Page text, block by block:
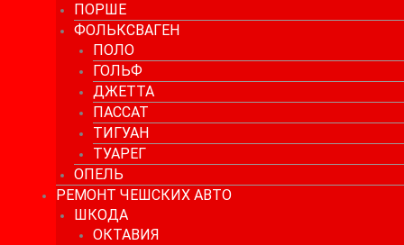
ПОРШЕ
ФОЛЬКСВАГЕН
ПОЛО
ГОЛЬФ
ДЖЕТТА
ПАССАТ
ТИГУАН
ТУАРЕГ
ОПЕЛЬ
РЕМОНТ ЧЕШСКИХ АВТО
ШКОДА
ОКТАВИЯ